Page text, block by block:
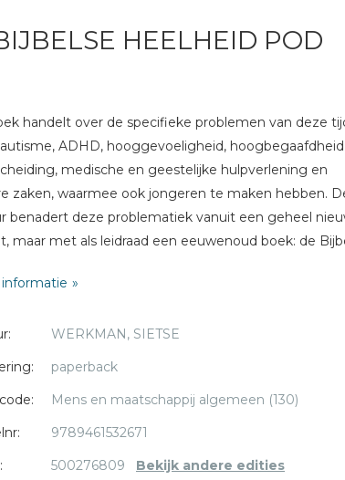
HEELHEID POD
handelt over de specifieke problemen van deze
ADHD, hooggevoeligheid,
medische en geestelijke hulpverlening en
zaken, waarmee ook jongeren te maken hebben.
benadert deze problematiek vanuit een geheel
maar met als leidraad een eeuwenoud boek: de
en vooral bevrijdend en wellicht voor u ook zo
van boven tot stand gekomen.
Master in Speciale Educatie. Na ruim 30 jaar in het
in Nederland en in Canada te hebben gewerkt,
WERKMAN, SIETSE
paperback
Mens en maatschappij algemeen (130)
9789461532671
500276809 Bekijk andere edities